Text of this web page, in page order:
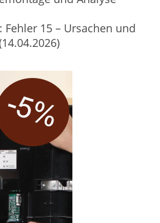
Fehler 15 – Ursachen und